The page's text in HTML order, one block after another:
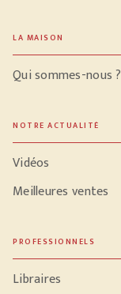
LA MAISON
Qui sommes-nous ?
NOTRE ACTUALITÉ
Vidéos
Meilleures ventes
PROFESSIONNELS
Libraires